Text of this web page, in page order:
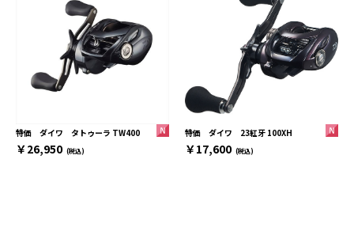
特価 ダイワ タトゥーラ TW400
￥26,950 (税込)
特価 ダイワ 23紅牙 100XH
￥17,600 (税込)